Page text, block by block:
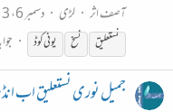
آصف اثر لڑی دسمبر 6، 2013
نستعلیق
نسخ یونی کوڈ
جمیل نوری نستعلیق اب انڈیزائن میں